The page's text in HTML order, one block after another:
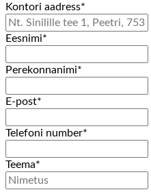
Kontori aadress*
Eesnimi*
Perekonnanimi*
E-post*
Telefoni number*
Teema*